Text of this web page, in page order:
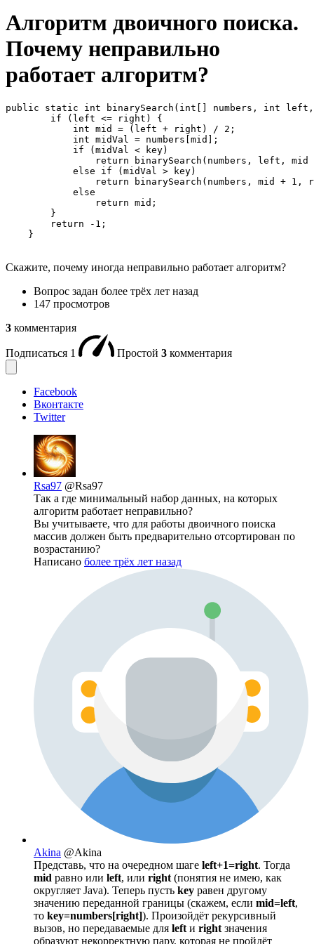
Алгоритм двоичного поиска.
Почему неправильно
работает алгоритм?
public static int binarySearch(int[] numbers, int
        if (left <= right) {
            int mid = (left + right) / 2;
            int midVal = numbers[mid];
            if (midVal < key)
return binarySearch(numbers, left, mid
            else if (midVal > key)
return binarySearch(numbers, mid + 1,
            else
                return mid;
        }
        return -1;
    }
Скажите, почему иногда неправильно работает алгоритм?
Вопрос задан более трёх лет назад
147 просмотров
3 комментария
Подписаться 1 Простой 3 комментария
Facebook
Вконтакте
Twitter
Rsa97 @Rsa97
Так а где минимальный набор данных, на которых
алгоритм работает неправильно?
Вы учитываете, что для работы двоичного поиска
массив должен быть предварительно отсортирован по
возрастанию?
Написано более трёх лет назад
Akina @Akina
Представь, что на очередном шаге left+1=right. Тогда
mid равно или left, или right (понятия не имею, как
округляет Java). Теперь пусть key равен другому
значению переданной границы (скажем, если mid=left,
то key=numbers[right]). Произойдёт рекурсивный
вызов, но передаваемые для left и right значения
образуют некорректную пару, которая не пройдёт